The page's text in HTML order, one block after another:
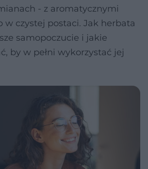
- z aromatycznymi
czystej postaci. Jak herbata
samopoczucie i jakie
by w pełni wykorzystać jej